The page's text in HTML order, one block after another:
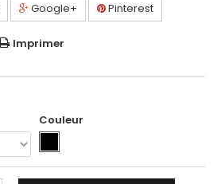
Google+ Pinterest
Imprimer
Couleur